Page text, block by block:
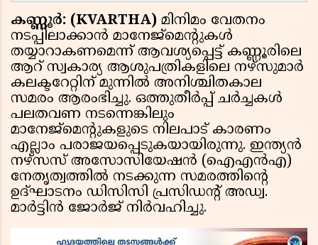
കണ്ണൂർ: (KVARTHA) മിനിമം വേതനം
നടപ്പിലാക്കാൻ മാനേജ്‌മെന്റുകൾ
തയ്യാറാകണമെന്ന് ആവശ്യപ്പെട്ട് കണ്ണൂരിലെ
ആറ് സ്വകാര്യ ആശുപത്രികളിലെ നഴ്‌സുമാർ
കലക്ടറേറ്റിന് മുന്നിൽ അനിശ്ചിതകാല
സമരം ആരംഭിച്ചു. ഒത്തുതീർപ്പ് ചർച്ചകൾ
പലതവണ നടന്നെങ്കിലും
മാനേജ്‌മെന്റുകളുടെ നിലപാട് കാരണം
എല്ലാം പരാജയപ്പെടുകയായിരുന്നു. ഇന്ത്യൻ
നഴ്‌സസ് അസോസിയേഷൻ (ഐഎൻഎ)
നേതൃത്വത്തിൽ നടക്കുന്ന സമരത്തിൻ്റെ
ഉദ്ഘാടനം ഡിസിസി പ്രസിഡന്റ് അഡ്വ.
മാർട്ടിൻ ജോർജ് നിർവഹിച്ചു.